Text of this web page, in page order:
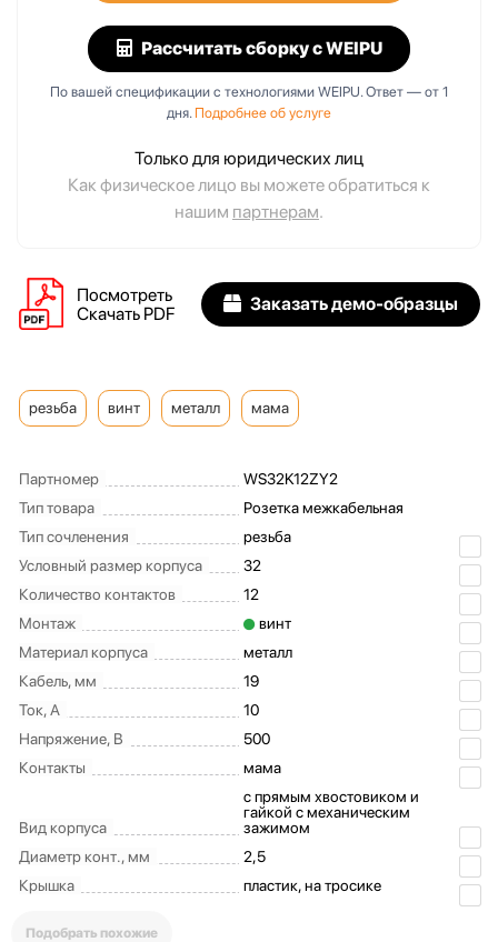
Рассчитать сборкус WEIPU
По вашей спецификации с технологиями WEIPU. Ответ — от 1
дня. Подробнее об услуге
Только для юридических лиц
Как физическое лицо вы можете обратиться к
нашим партнерам.
Посмотреть
Скачать PDF
Заказать демо-образцы
резьба винт металл мама
Партномер
WS32K12ZY2
Тип товара
Розетка межкабельная
Тип сочленения
резьба
Условный размер корпуса
32
Количество контактов
12
Монтаж
винт
Материал корпуса
металл
Кабель, мм
19
Ток, А
10
Напряжение, В
500
Контакты
мама
Вид корпуса
c прямым хвостовиком и
гайкой с механическим
зажимом
Диаметр конт., мм
2,5
Крышка
пластик, на тросике
Подобрать похожие